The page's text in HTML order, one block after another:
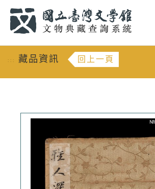
::: 藏品資訊 回上一頁